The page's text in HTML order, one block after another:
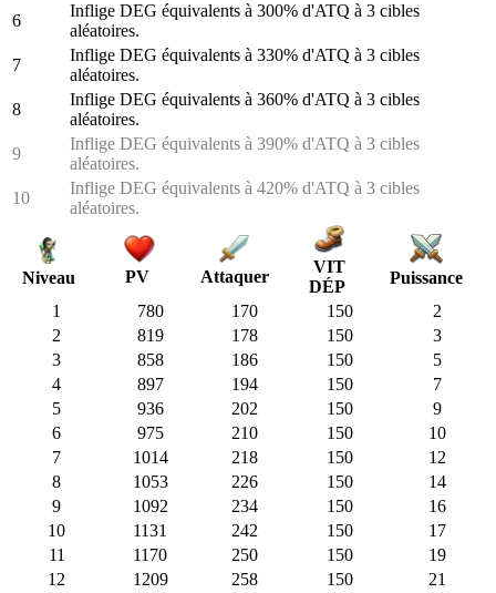
6
Inflige DEG équivalents à 300% d'ATQ à 3 cibles
aléatoires.
7
Inflige DEG équivalents à 330% d'ATQ à 3 cibles
aléatoires.
8
Inflige DEG équivalents à 360% d'ATQ à 3 cibles
aléatoires.
9
Inflige DEG équivalents à 390% d'ATQ à 3 cibles
aléatoires.
10
Inflige DEG équivalents à 420% d'ATQ à 3 cibles
aléatoires.
Niveau PV Attaquer
VIT
DÉP
Puissance
1
780 170 150
2
2
819 178 150
3
3
858 186 150
5
4
897 194 150
7
5
936 202 150
9
6
975 210 150
10
7
1014 218 150
12
8
1053 226 150
14
9
1092 234 150
16
10
1131 242 150
17
11
1170 250 150
19
12
1209 258 150
21